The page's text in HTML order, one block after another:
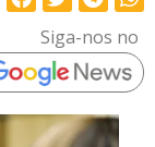
Siga-nos no